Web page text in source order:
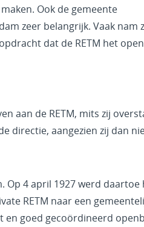
Ook de gemeente
zeer belangrijk. Vaak nam
dat de RETM het
aan de RETM, mits zij
directie, aangezien zij dan
Op 4 april 1927 werd daartoe
RETM naar een
en goed gecoördineerd